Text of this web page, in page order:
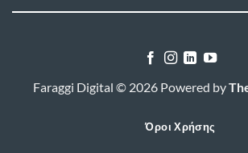
Faraggi Digital © 2026 Powered by
Όροι Χρήσης